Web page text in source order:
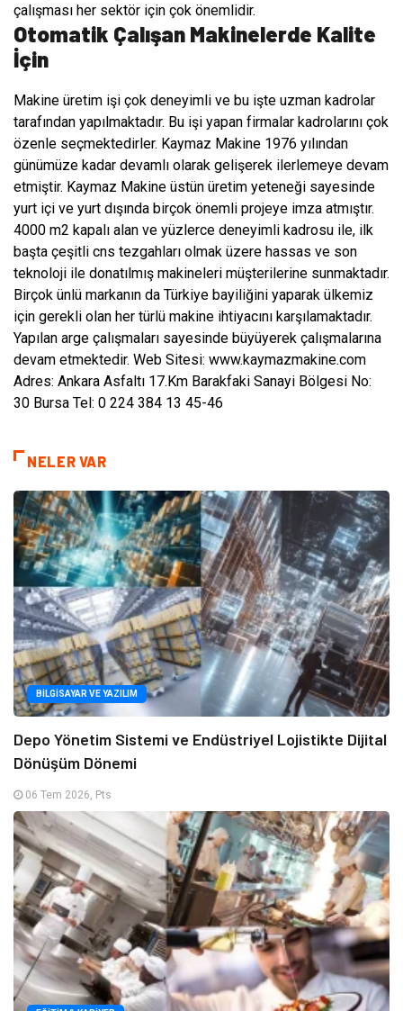
çalışması her sektör için çok önemlidir.
Otomatik Çalışan Makinelerde Kalite
İçin
Makine üretim işi çok deneyimli ve bu işte uzman kadrolar
tarafından yapılmaktadır. Bu işi yapan firmalar kadrolarını çok
özenle seçmektedirler. Kaymaz Makine 1976 yılından
günümüze kadar devamlı olarak gelişerek ilerlemeye devam
etmiştir. Kaymaz Makine üstün üretim yeteneği sayesinde
yurt içi ve yurt dışında birçok önemli projeye imza atmıştır.
4000 m2 kapalı alan ve yüzlerce deneyimli kadrosu ile, ilk
başta çeşitli cns tezgahları olmak üzere hassas ve son
teknoloji ile donatılmış makineleri müşterilerine sunmaktadır.
Birçok ünlü markanın da Türkiye bayiliğini yaparak ülkemiz
için gerekli olan her türlü makine ihtiyacını karşılamaktadır.
Yapılan arge çalışmaları sayesinde büyüyerek çalışmalarına
devam etmektedir. Web Sitesi: www.kaymazmakine.com
Adres: Ankara Asfaltı 17.Km Barakfaki Sanayi Bölgesi No:
30 Bursa Tel: 0 224 384 13 45-46
NELER VAR
BILGISAYAR VE YAZILIM
Depo Yönetim Sistemi ve Endüstriyel Lojistikte Dijital
Dönüşüm Dönemi
06 Tem 2026, Pts